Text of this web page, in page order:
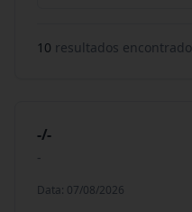
10 resultados encontrado
-/-
-
Data: 07/08/2026